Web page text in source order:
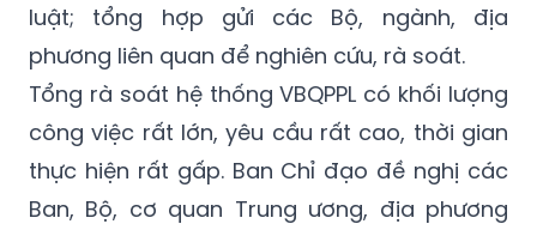
luật; tổng hợp gửi các Bộ, ngành, địa
phương liên quan để nghiên cứu, rà soát.
Tổng rà soát hệ thống VBQPPL có khối lượng
công việc rất lớn, yêu cầu rất cao, thời gian
thực hiện rất gấp. Ban Chỉ đạo đề nghị các
Ban, Bộ, cơ quan Trung ương, địa phương